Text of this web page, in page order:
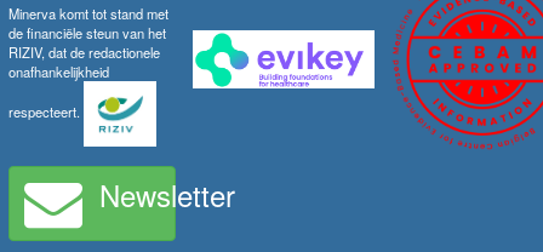
Minerva komt tot stand met
de financiële steun van het
RIZIV, dat de redactionele
onafhankelijkheid
respecteert.
Newsletter